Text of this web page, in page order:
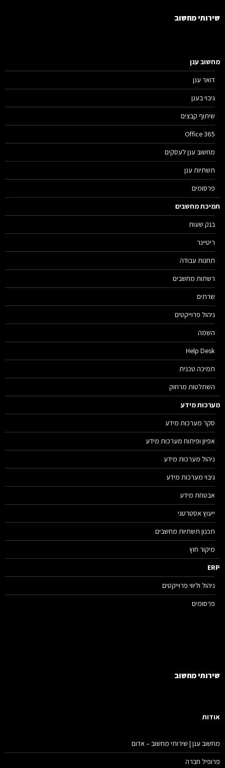
מחשוב
ענן
דואר ענן
גיבוי בענן
שיתוף קבצים
Office 365
מחשוב ענן לעסקים
תשתיות ענן
פרסומים
מחשבים
בנק שעות
ריטיינר
תחנות עבודה
רשתות מחשבים
שרתים
ניהול פרוייקטים
השמה
Help Desk
תמיכה טכנית
השתלטות מרחוק
מידע
סקר מערכות מידע
אפיון ופיתוח מערכות מידע
ניהול מערכות מידע
גיבוי מערכות מידע
אבטחת מידע
ייעוץ אסטרטגי
תכנון תשתיות מחשבים
מיקור חוץ
ניהול וליווי פרוייקטים
פרסומים
מחשוב
ענן | שירותי מחשוב – אדום
חברה